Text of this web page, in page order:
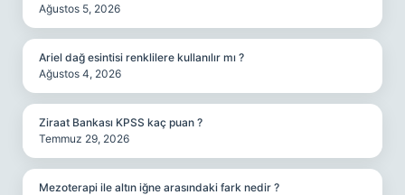
Ağustos 5, 2026
Ariel dağ esintisi renklilere kullanılır mı ?
Ağustos 4, 2026
Ziraat Bankası KPSS kaç puan ?
Temmuz 29, 2026
Mezoterapi ile altın iğne arasındaki fark nedir ?